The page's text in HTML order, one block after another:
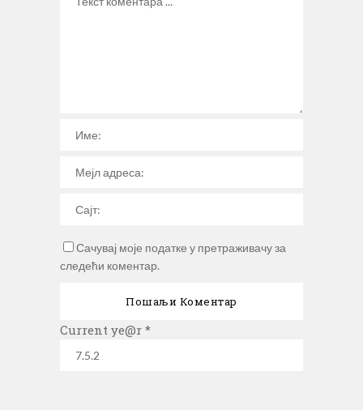
Сачувај моје податке у претраживачу за
следећи коментар.
Current ye@r *